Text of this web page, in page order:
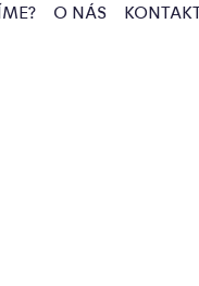
O NÁS